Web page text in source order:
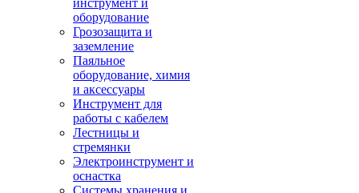
инструмент и
оборудование
Грозозащита и
заземление
Паяльное
оборудование, химия
и аксессуары
Инструмент для
работы с кабелем
Лестницы и
стремянки
Электроинструмент и
оснастка
Системы хранения и